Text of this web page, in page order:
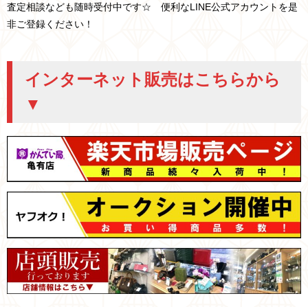
査定相談なども随時受付中です☆ 便利なLINE公式アカウントを是
非ご登録ください！
インターネット販売はこちらから
▼